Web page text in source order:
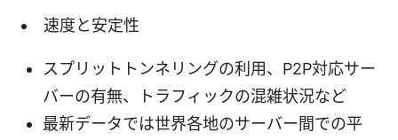
速度と安定性
スプリットトンネリングの利用、P2P対応サー
バーの有無、トラフィックの混雑状況など
最新データでは世界各地のサーバー間での平